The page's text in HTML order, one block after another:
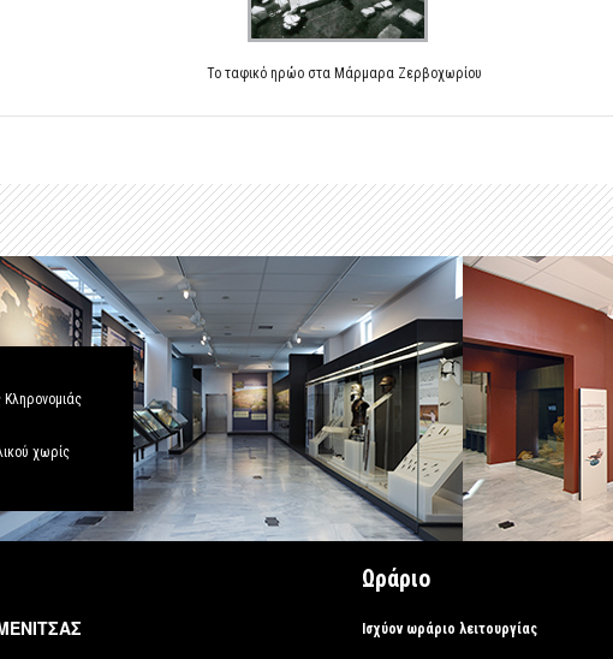
Το ταφικό ηρώο στα Μάρμαρα Ζερβοχωρίου
Κληρονομιάς
χωρίς
Ωράριο
Ισχύον ωράριο λειτουργίας